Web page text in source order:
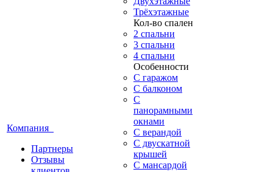
Компания
Партнеры
Отзывы
Трёхэтажные
Кол-во спален
2 спальни
3 спальни
4 спальни
Особенности
С гаражом
С балконом
С
панорамными
окнами
С верандой
С двускатной
крышей
С мансардой